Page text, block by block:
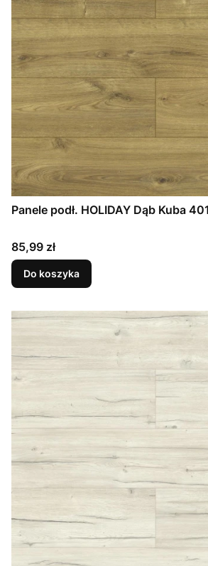
Panele podł. HOLIDAY Dąb Kuba
Cena
85,99 zł
Do koszyka